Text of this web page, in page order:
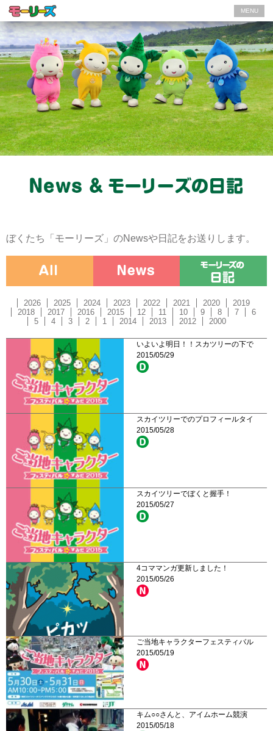
MENU
ぼくたち「モーリーズ」のNewsや日記をお送りします。
2026 2025 2024 2023 2022 2021 2020
2019
2018
2017 2016 2015 12 11 10 9 8 7
6
5
4 3 2 1 2014 2013 2012 2000
いよいよ明日！！スカツリーの下で
2015/05/29
スカイツリーでのプロフィールタイ
2015/05/28
スカイツリーでぼくと握手！
2015/05/27
4コママンガ更新しました！
2015/05/26
ご当地キャラクターフェスティバル
2015/05/19
キム○○さんと、アイムホーム競演
2015/05/18